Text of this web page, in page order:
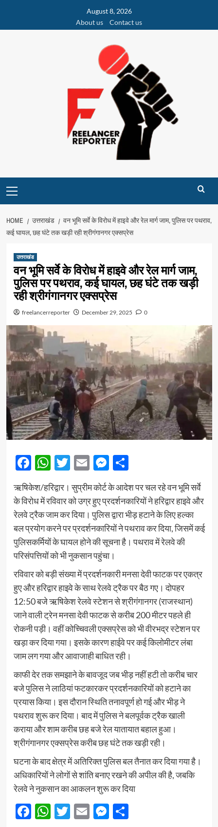
content
August 8, 2026
About us
Contact us
Menu
HOME उत्तराखंड
वन भूमि सर्वे के विरोध में हाइवे और रेल मार्ग जाम, पुलिस पर पथराव,
कई घायल, छह घंटे तक खड़ी रही श्रीगंगानगर एक्सप्रेस
उत्तराखंड
वन भूमि सर्वे के विरोध में हाइवे और रेल मार्ग जाम,
पुलिस पर पथराव, कई घायल, छह घंटे तक खड़ी
रही श्रीगंगानगर एक्सप्रेस
freelancerreporter December 29, 2025 0
Facebook
WhatsApp
Twitter
EmailMessenger
Share
ऋषिकेश/हरिद्वार। सुप्रीम कोर्ट के आदेश पर चल रहे वन भूमि सर्वे
के विरोध में रविवार को उग्र हुए प्रदर्शनकारियों ने हरिद्वार हाइवे और
रेलवे ट्रैक जाम कर दिया। पुलिस द्वारा भीड़ हटाने के लिए हल्का
बल प्रयोग करने पर प्रदर्शनकारियों ने पथराव कर दिया, जिसमें कई
पुलिसकर्मियों के घायल होने की सूचना है। पथराव में रेलवे की
परिसंपत्तियों को भी नुकसान पहुंचा।
रविवार को बड़ी संख्या में प्रदर्शनकारी मनसा देवी फाटक पर एकत्र
हुए और हरिद्वार हाइवे के साथ रेलवे ट्रैक पर बैठ गए। दोपहर
12:50 बजे ऋषिकेश रेलवे स्टेशन से श्रीगंगानगर (राजस्थान)
जाने वाली ट्रेन मनसा देवी फाटक से करीब 200 मीटर पहले ही
रोकनी पड़ी। वहीं कोच्चिवली एक्सप्रेस को भी वीरभद्र स्टेशन पर
खड़ा कर दिया गया। इसके कारण हाईवे पर कई किलोमीटर लंबा
जाम लग गया और आवाजाही बाधित रही।
काफी देर तक समझाने के बावजूद जब भीड़ नहीं हटी तो करीब चार
बजे पुलिस ने लाठियां फटकारकर प्रदर्शनकारियों को हटाने का
प्रयास किया। इस दौरान स्थिति तनावपूर्ण हो गई और भीड़ ने
पथराव शुरू कर दिया। बाद में पुलिस ने बलपूर्वक ट्रैक खाली
कराया और शाम करीब छह बजे रेल यातायात बहाल हुआ।
श्रीगंगानगर एक्सप्रेस करीब छह घंटे तक खड़ी रही।
घटना के बाद क्षेत्र में अतिरिक्त पुलिस बल तैनात कर दिया गया है।
अधिकारियों ने लोगों से शांति बनाए रखने की अपील की है, जबकि
रेलवे ने नुकसान का आकलन शुरू कर दिया
Facebook
WhatsApp
Twitter
EmailMessenger
Share